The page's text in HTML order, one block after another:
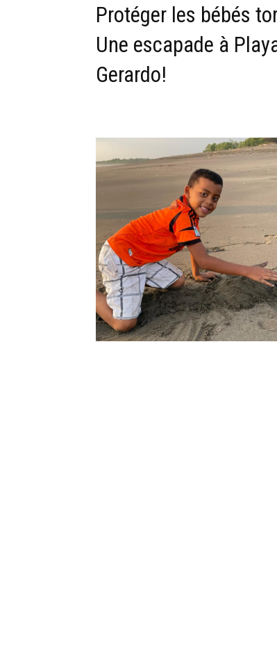
Protéger les bébés
Une escapade à
Gerardo!